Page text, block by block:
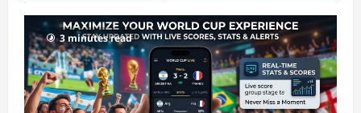
RTP
terupdate
3 minutes read